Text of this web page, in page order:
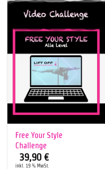
Free Your Style
Challenge
39,90 €
inkl. 19 % MwSt.